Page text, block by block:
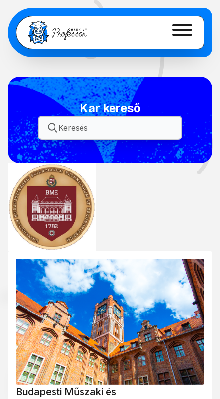
Kar kereső
Budapesti Műszaki és